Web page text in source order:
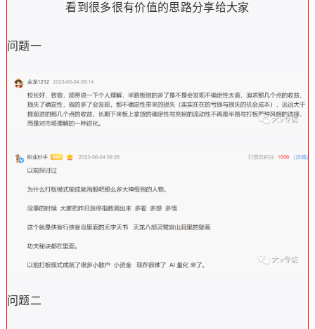
看到很多很有价值的思路分享给大家
问题一
问题二